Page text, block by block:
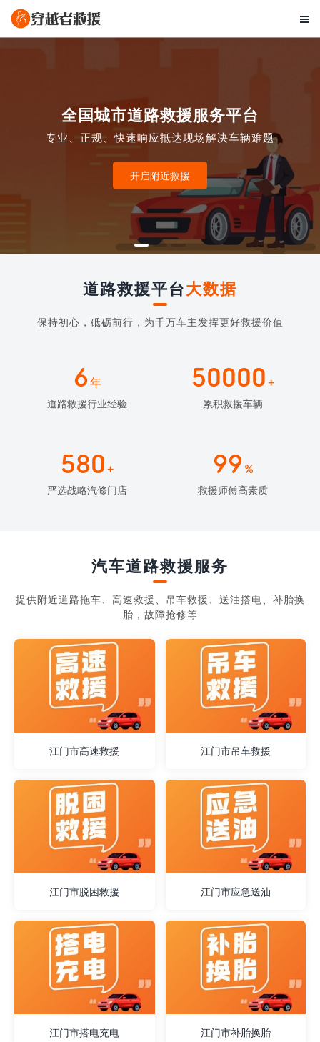

全国城市道路救援服务平台
专业、正规、快速响应抵达现场解决车辆难题
开启附近救援
道路救援平台大数据
保持初心，砥砺前行，为千万车主发挥更好救援价值
6年
道路救援行业经验
50000 +
累积救援车辆
580 +
严选战略汽修门店
99 %
救援师傅高素质
汽车道路救援服务
提供附近道路拖车、高速救援、吊车救援、送油搭电、补胎换
胎，故障抢修等
江门市高速救援 江门市吊车救援
江门市脱困救援 江门市应急送油
江门市搭电充电 江门市补胎换胎